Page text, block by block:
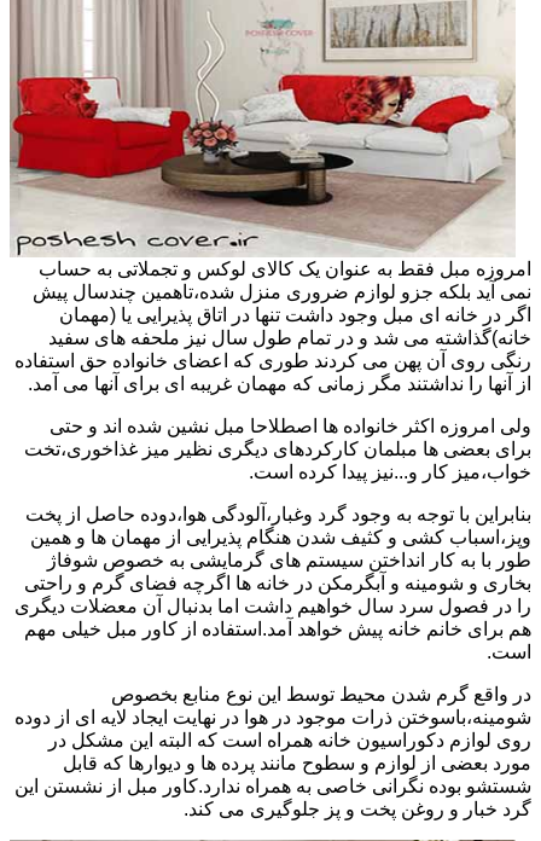
امروزه مبل فقط به عنوان یک کالای لوکس و تجملاتی به حساب
نمی آید بلکه جزو لوازم ضروری منزل شده،تاهمین چندسال پیش
اگر در خانه ای مبل وجود داشت تنها در اتاق پذیرایی یا (مهمان
خانه)گذاشته می شد و در تمام طول سال نیز ملحفه های سفید
رنگی روی آن پهن می کردند طوری که اعضای خانواده حق استفاده
از آنها را نداشتند مگر زمانی که مهمان غریبه ای برای آنها می آمد.
ولی امروزه اکثر خانواده ها اصطلاحا مبل نشین شده اند و حتی
برای بعضی ها مبلمان کارکردهای دیگری نظیر میز غذاخوری،تخت
خواب،میز کار و...نیز پیدا کرده است.
بنابراین با توجه به وجود گرد وغبار،آلودگی هوا،دوده حاصل از پخت
وپز،اسباب کشی و کثیف شدن هنگام پذیرایی از مهمان ها و همین
طور با به کار انداختن سیستم های گرمایشی به خصوص شوفاژ
بخاری و شومینه و آبگرمکن در خانه ها اگرچه فضای گرم و راحتی
را در فصول سرد سال خواهیم داشت اما بدنبال آن معضلات دیگری
هم برای خانم خانه پیش خواهد آمد.استفاده از کاور مبل خیلی مهم
است.
در واقع گرم شدن محیط توسط این نوع منابع بخصوص
شومینه،باسوختن ذرات موجود در هوا در نهایت ایجاد لایه ای از دوده
روی لوازم دکوراسیون خانه همراه است که البته این مشکل در
مورد بعضی از لوازم و سطوح مانند پرده ها و دیوارها که قابل
شستشو بوده نگرانی خاصی به همراه ندارد.کاور مبل از نشستن این
گرد خبار و روغن پخت و پز جلوگیری می کند.